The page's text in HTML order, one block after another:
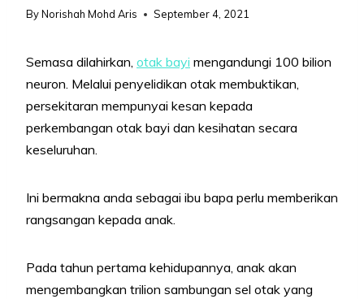
ByNorishah Mohd Aris September 4, 2021
Semasa dilahirkan, otak bayi mengandungi 100 bilion
neuron. Melalui penyelidikan otak membuktikan,
persekitaran mempunyai kesan kepada
perkembangan otak bayi dan kesihatan secara
keseluruhan.
Ini bermakna anda sebagai ibu bapa perlu memberikan
rangsangan kepada anak.
Pada tahun pertama kehidupannya, anak akan
mengembangkan trilion sambungan sel otak yang